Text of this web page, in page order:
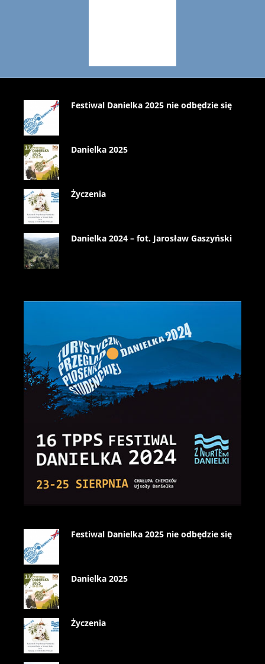
Festiwal Danielka 2025 nie odbędzie się
Danielka 2025
Życzenia
Danielka 2024 – fot. Jarosław Gaszyński
Festiwal Danielka 2025 nie odbędzie się
Danielka 2025
Życzenia